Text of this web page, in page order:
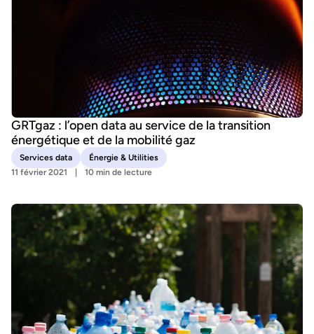
GRTgaz : l’open data au service de la transition
énergétique et de la mobilité gaz
Services data
Énergie & Utilities
11 février 2021
10 min de lecture